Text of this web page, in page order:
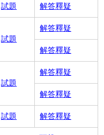
試題 解答釋疑
試題
解答釋疑
解答釋疑
試題
解答釋疑
解答釋疑
試題 解答釋疑